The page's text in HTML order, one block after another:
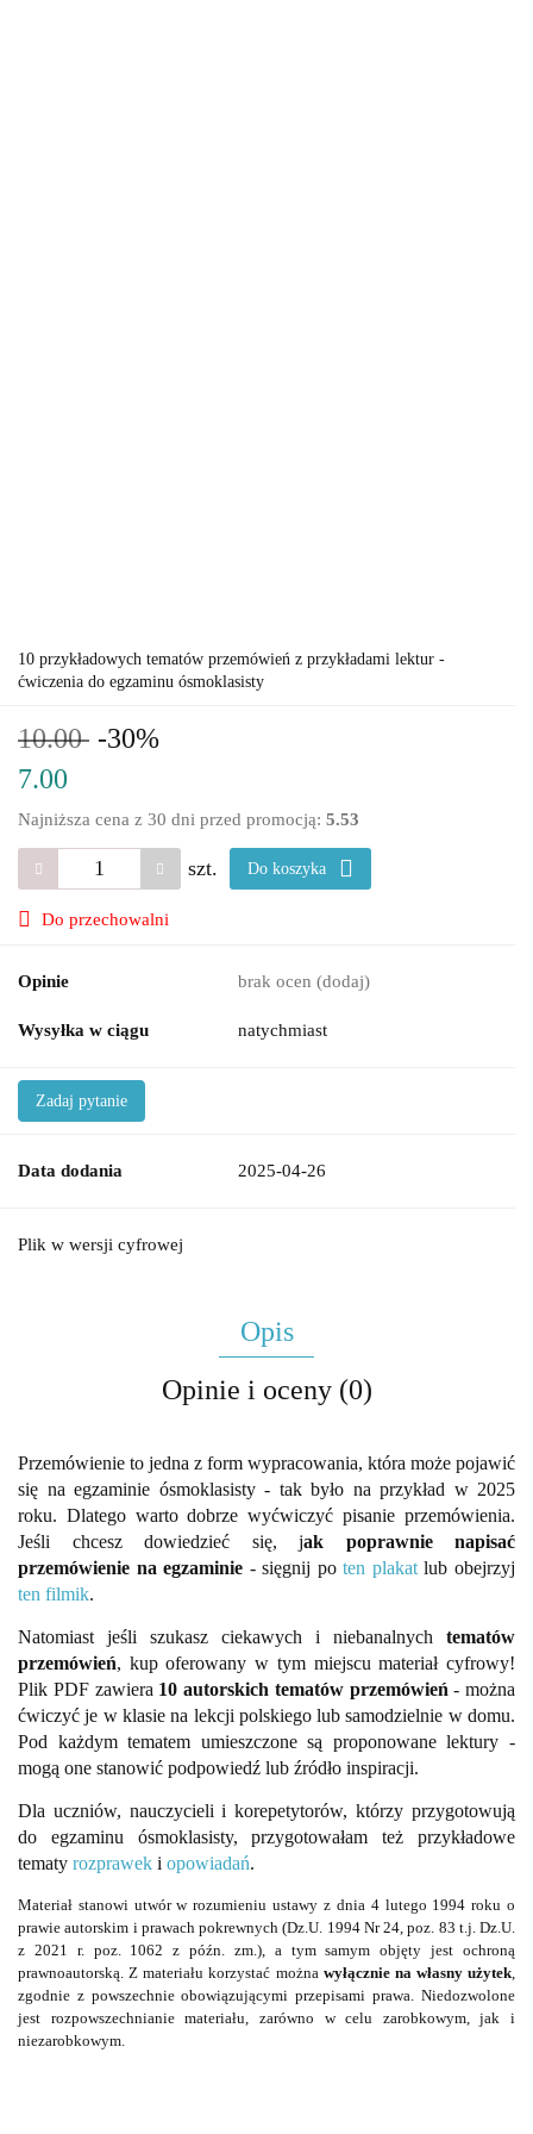
10 przykładowych tematów przemówień z przykładami lektur -
ćwiczenia do egzaminu ósmoklasisty
10.00 -30%
7.00
Najniższa cena z 30 dni przed promocją: 5.53
szt. Do koszyka
Do przechowalni
Opinie brak ocen (dodaj)
Wysyłka w ciągu natychmiast
Zadaj pytanie
Data dodania 2025-04-26
Plik w wersji cyfrowej
Opis
Opinie i oceny (0)
Przemówienie to jedna z form wypracowania, która może pojawić
się na egzaminie ósmoklasisty - tak było na przykład w 2025
roku. Dlatego warto dobrze wyćwiczyć pisanie przemówienia.
Jeśli chcesz dowiedzieć się, jak poprawnie napisać
przemówienie na egzaminie - sięgnij poten plakatlub obejrzyj
ten filmik.
Natomiast jeśli szukasz ciekawych i niebanalnych tematów
przemówień, kup oferowany w tym miejscu materiał cyfrowy!
Plik PDF zawiera 10 autorskich tematów przemówień - można
ćwiczyć je w klasie na lekcji polskiego lub samodzielnie w domu.
Pod każdym tematem umieszczone są proponowane lektury -
mogą one stanowić podpowiedź lub źródło inspiracji.
Dla uczniów, nauczycieli i korepetytorów, którzy przygotowują
do egzaminu ósmoklasisty, przygotowałam też przykładowe
tematy rozprawek i opowiadań.
Materiał stanowi utwór w rozumieniu ustawy z dnia 4 lutego 1994 roku o
prawie autorskim i prawach pokrewnych (Dz.U. 1994 Nr 24, poz. 83 t.j. Dz.U.
z 2021 r. poz. 1062 z późn. zm.), a tym samym objęty jest ochroną
prawnoautorską. Z materiału korzystać można wyłącznie na własny użytek
zgodnie z powszechnie obowiązującymi przepisami prawa. Niedozwolone
jest rozpowszechnianie materiału, zarówno w celu zarobkowym, jak i
niezarobkowym.